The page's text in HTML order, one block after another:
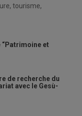
tourisme,
“Patrimoine et
de recherche du
avec le Gesù-